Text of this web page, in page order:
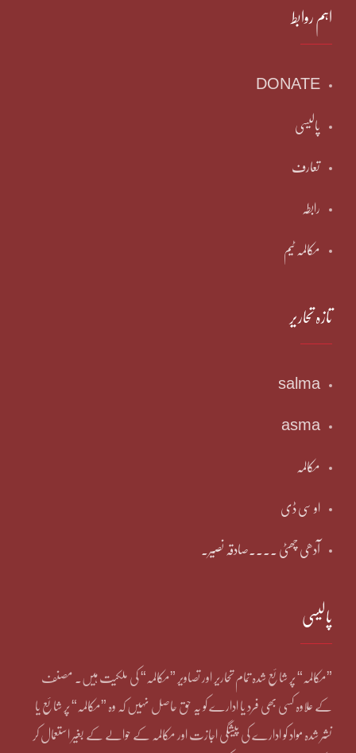
اہم روابط
DONATE
پالیسی
تعارف
رابطہ
مکالمہ ٹیم
تازہ تحاریر
salma
asma
مکالمہ
او سی ڈی
آدھی چھٹی ۔۔۔۔صادقہ نصیر۔
پالیسی
”مکالمہ“ پر شائع شدہ تمام تحاریر اور تصاویر ”مکالمہ“ کی ملکیت ہیں۔ مصنف
کے علاوہ کسی بھی فرد یا ادارے کو یہ حق حاصل نہیں کہ وہ ”مکالمہ“ پر شائع یا
نشر شدہ مواد کو ادارے کی پیشگی اجازت اور مکالمہ کے حوالے کے بغیر استعمال کر